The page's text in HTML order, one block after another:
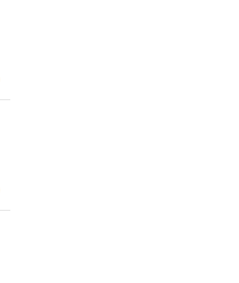
Ipsum is simply dummy text of the
and typesetting industry.
has been the industry's standard
it to make a type specimen book. It
not only five centuries, but also
into electronic typesetting, remaining